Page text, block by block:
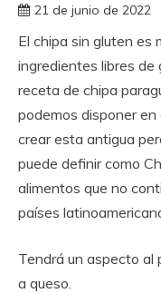
21 de junio de 2022
El chipa sin gluten es
ingredientes libres de
receta de chipa
podemos disponer
crear esta antigua
puede definir como
alimentos que no
países
Tendrá un aspecto al
a queso.